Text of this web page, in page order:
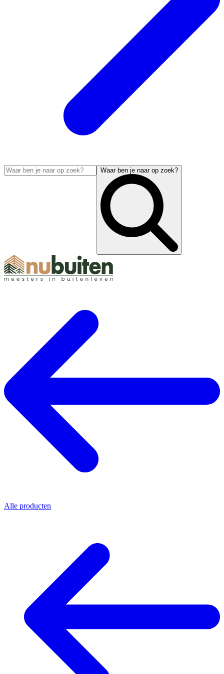
Waar ben je naar op zoek?
Alle producten